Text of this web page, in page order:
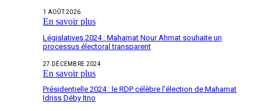
1 AOÛT 2026
En savoir plus
Législatives 2024 : Mahamat Nour Ahmat souhaite un
processus électoral transparent
27 DÉCEMBRE 2024
En savoir plus
Présidentielle 2024 : le RDP célèbre l’élection de Mahamat
Idriss Déby Itno